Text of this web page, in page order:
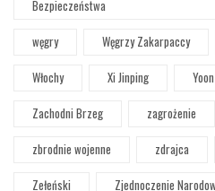
Bezpieczeństwa
węgry
Węgrzy Zakarpaccy
Włochy
Xi Jinping
Zachodni Brzeg
zagrożenie
zbrodnie wojenne
zdrajca
Zełeński
Zjednoczenie